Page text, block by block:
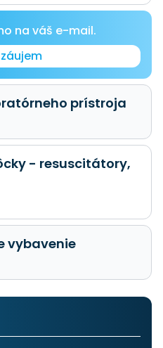
na váš e-mail.
prístroja
- resuscitátory,
vybavenie